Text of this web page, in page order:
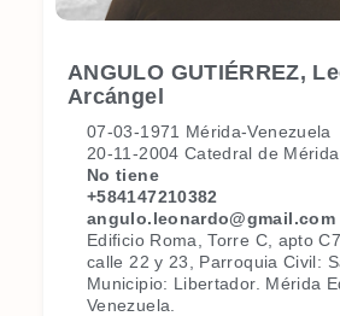
ANGULO GUTIÉRREZ,
Arcángel
07-03-1971 Mérida-Venezuela
20-11-2004 Catedral de Mérida
No tiene
+584147210382
angulo.leonardo@gmail.com
Edificio Roma, Torre C, apto
calle 22 y 23, Parroquia Civil:
Municipio: Libertador. Mérida
Venezuela.